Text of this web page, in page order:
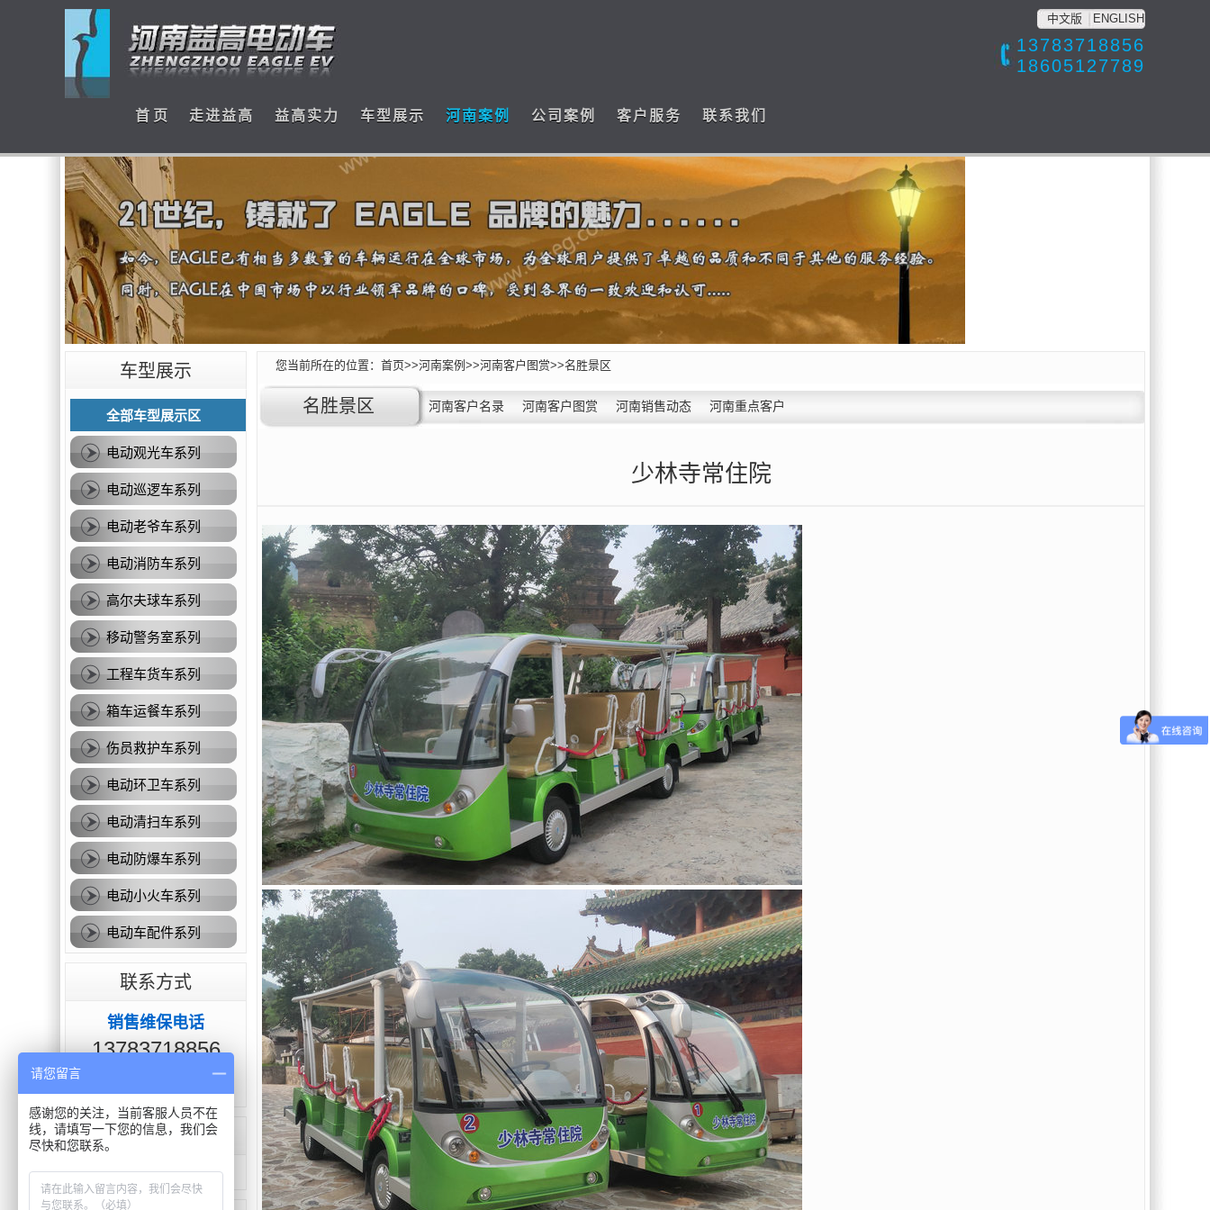
中文版 ENGLISH
13783718856
18605127789
首 页 走进益高 益高实力 车型展示 河南案例 公司案例 客户服务 联系我们
车型展示
全部车型展示区
电动观光车系列
电动巡逻车系列
电动老爷车系列
电动消防车系列
高尔夫球车系列
移动警务室系列
工程车货车系列
箱车运餐车系列
伤员救护车系列
电动环卫车系列
电动清扫车系列
电动防爆车系列
电动小火车系列
电动车配件系列
联系方式
销售维保电话
13783718856
18605127789
重点客户
点击查看全部案例>>
您当前所在的位置： 首页>>河南案例>>河南客户图赏>>名胜景区
名胜景区 河南客户名录 河南客户图赏 河南销售动态 河南重点客户
少林寺常住院
请您留言
感谢您的关注，当前客服人员不在
线，请填写一下您的信息，我们会
尽快和您联系。